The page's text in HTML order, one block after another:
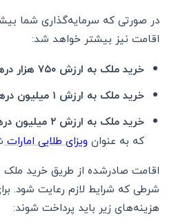
دبی هیلز استیت
۱،۱۱۰،۰۰۰
پالم جمیرا
۳،۳۰۰،۰۰۰
در صورتی که سرمایه‌گذاری شما
اقامت نیز بیشتر خواهد شد:
خرید ملک به ارزش ۷۵۰ هزار درهم
خرید ملک به ارزش ۱ میلیون درهم
خرید ملک به ارزش ۲ میلیون درهم
که به عنوان ویزای طلایی امارات
اقامت صادرشده از طریق خرید ملک
شرطی که شرایط لازم رعایت شود.
هزینه‌های زیر باید پرداخت شوند: